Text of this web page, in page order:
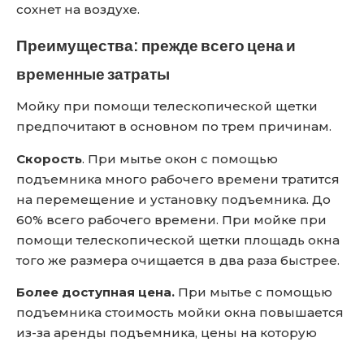
сохнет на воздухе.
Преимущества: прежде всего цена и
временные затраты
Мойку при помощи телескопической щетки
предпочитают в основном по трем причинам.
Скорость. При мытье окон с помощью
подъемника много рабочего времени тратится
на перемещение и установку подъемника. До
60% всего рабочего времени. При мойке при
помощи телескопической щетки площадь окна
того же размера очищается в два раза быстрее.
Более доступная цена. При мытье с помощью
подъемника стоимость мойки окна повышается
из-за аренды подъемника, цены на которую